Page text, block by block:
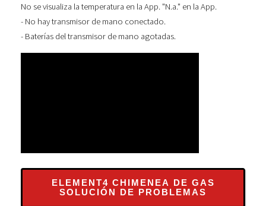
No se visualiza la temperatura en la App. "N.a." en la App.
- No hay transmisor de mano conectado.
- Baterías del transmisor de mano agotadas.
ELEMENT4 CHIMENEA DE GAS
SOLUCIÓN DE PROBLEMAS